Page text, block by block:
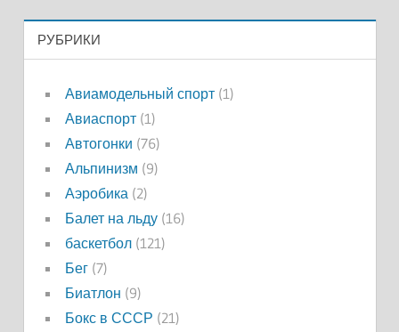
РУБРИКИ
Авиамодельный спорт(1)
Авиаспорт(1)
Автогонки (76)
Альпинизм (9)
Аэробика (2)
Балет на льду(16)
баскетбол(121)
Бег(7)
Биатлон (9)
Бокс в СССР (21)